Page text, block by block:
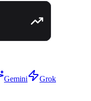
Gemini Grok